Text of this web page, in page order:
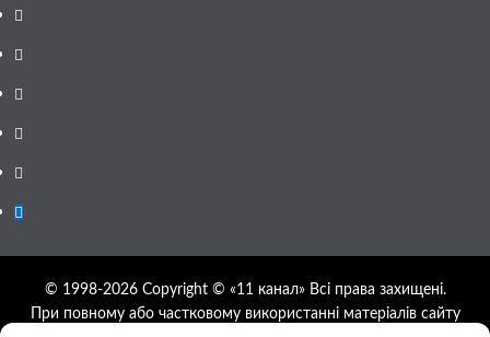
Facebook
YouTube
Telegram
Instagram
Twitter
Google
© 1998-2026 Copyright © «11 канал» Всі права захищені.
При повному або частковому використанні матеріалів сайту